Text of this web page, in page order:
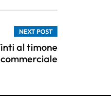
NEXT POST
al timone